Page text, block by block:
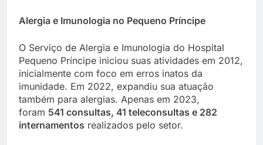
Alergia e Imunologia no Pequeno Príncipe
O Serviço de Alergia e Imunologia do Hospital
Pequeno Príncipe iniciou suas atividades em 2012,
inicialmente com foco em erros inatos da
imunidade. Em 2022, expandiu sua atuação
também para alergias. Apenas em 2023,
foram 541 consultas, 41 teleconsultas e 282
internamentos realizados pelo setor.